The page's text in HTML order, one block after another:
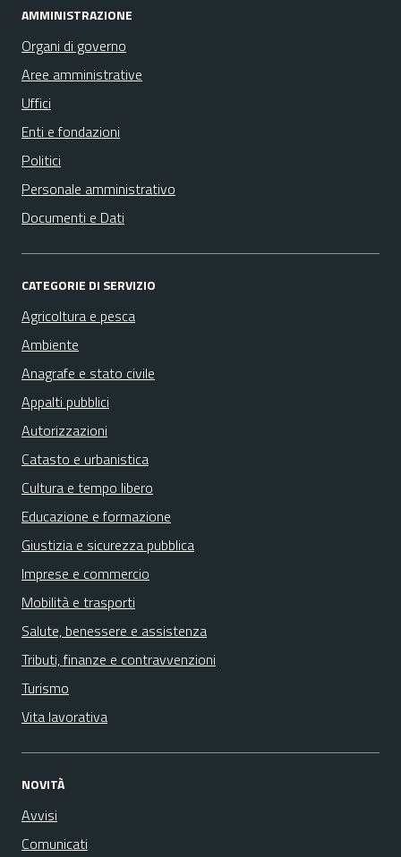
AMMINISTRAZIONE
Organi di governo
Aree amministrative
Uffici
Enti e fondazioni
Politici
Personale amministrativo
Documenti e Dati
CATEGORIE DI SERVIZIO
Agricoltura e pesca
Ambiente
Anagrafe e stato civile
Appalti pubblici
Autorizzazioni
Catasto e urbanistica
Cultura e tempo libero
Educazione e formazione
Giustizia e sicurezza pubblica
Imprese e commercio
Mobilità e trasporti
Salute, benessere e assistenza
Tributi, finanze e contravvenzioni
Turismo
Vita lavorativa
NOVITÀ
Avvisi
Comunicati